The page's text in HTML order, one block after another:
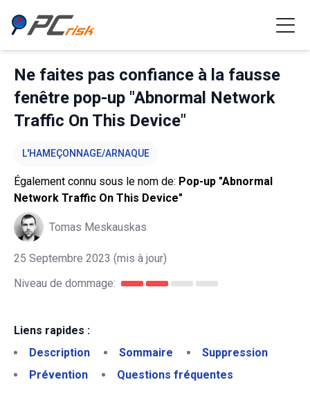
Ne faites pas confiance à la fausse
fenêtre pop-up "Abnormal Network
Traffic On This Device"
L'HAMEÇONNAGE/ARNAQUE
Également connu sous le nom de: Pop-up "Abnormal
Network Traffic On This Device"
Tomas Meskauskas
25 Septembre 2023 (mis à jour)
Niveau de dommage:
Liens rapides :
Description
Sommaire
Suppression
Prévention
Questions fréquentes